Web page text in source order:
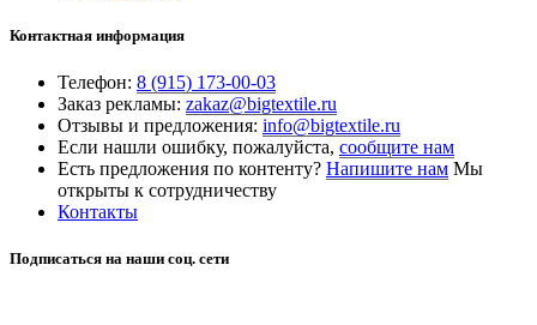
Контактная информация
Телефон: 8 (915) 173-00-03
Заказ рекламы: zakaz@bigtextile.ru
Отзывы и предложения: info@bigtextile.ru
Если нашли ошибку, пожалуйста, сообщите нам
Есть предложения по контенту? Напишите нам Мы
открыты к сотрудничеству
Контакты
Подписаться на наши соц. сети